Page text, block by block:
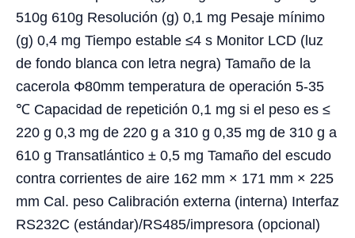
510g 610g Resolución (g) 0,1 mg Pesaje mínimo
(g) 0,4 mg Tiempo estable ≤4 s Monitor LCD (luz
de fondo blanca con letra negra) Tamaño de la
cacerola Φ80mm temperatura de operación 5-35
℃ Capacidad de repetición 0,1 mg si el peso es ≤
220 g 0,3 mg de 220 g a 310 g 0,35 mg de 310 g a
610 g Transatlántico ± 0,5 mg Tamaño del escudo
contra corrientes de aire 162 mm × 171 mm × 225
mm Cal. peso Calibración externa (interna) Interfaz
RS232C (estándar)/RS485/impresora (opcional)